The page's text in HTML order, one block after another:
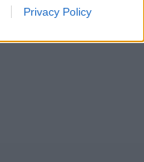
Privacy Policy